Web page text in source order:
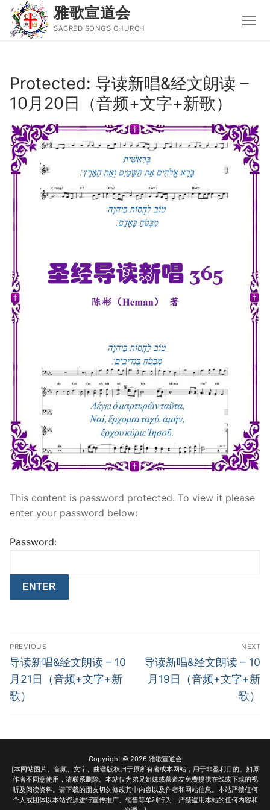
content
雅歌宣道会
SACRED SONGS CHURCH
Search
for:
主页
主日讲道
圣经导读新唱
属灵书籍
宣教事工
神学研究
Protected: 导读新唱&经文朗读 –
10月20日（音频+文字+新歌）
This content is password protected. To view it please
enter your password below:
Password:
Post
navigation
PREVIOUS
Previous
post:
导读新唱&经文朗读 – 10
月21日（音频+文字+新
歌）
NEXT
Next
post:
导读新唱&经文朗读 – 10
月19日（音频+文字+新
歌）
Copyright © 2026 雅歌宣道会
[本网站图片、音频、文字、曲谱版权归于原所有者或本网站，用于非盈利目的。如原
作者不同意使用，请联系删除。本站仅为弟兄姐妹或慕道友免费提供在线或下载的视
听及阅读资料。请下载的朋友切勿修改其中内容以及作者和网站信息。本站严禁任何
个人或团体以本站资源进行宣传推广、销售等牟利行为，严禁盗用本站的任何内容和